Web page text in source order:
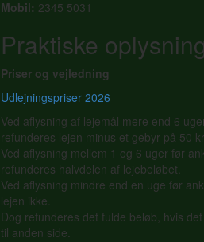
Mobil: 2345 5031
Praktiske
Priser og vejledning
Udlejningspriser 2026
Ved aflysning af lejemål mere end 6
refunderes lejen minus et gebyr på 50
Ved aflysning mellem 1 og 6 uger før
refunderes halvdelen af lejebeløbet.
Ved aflysning mindre end en uge før
lejen ikke.
Dog refunderes det fulde beløb, hvis
til anden side.